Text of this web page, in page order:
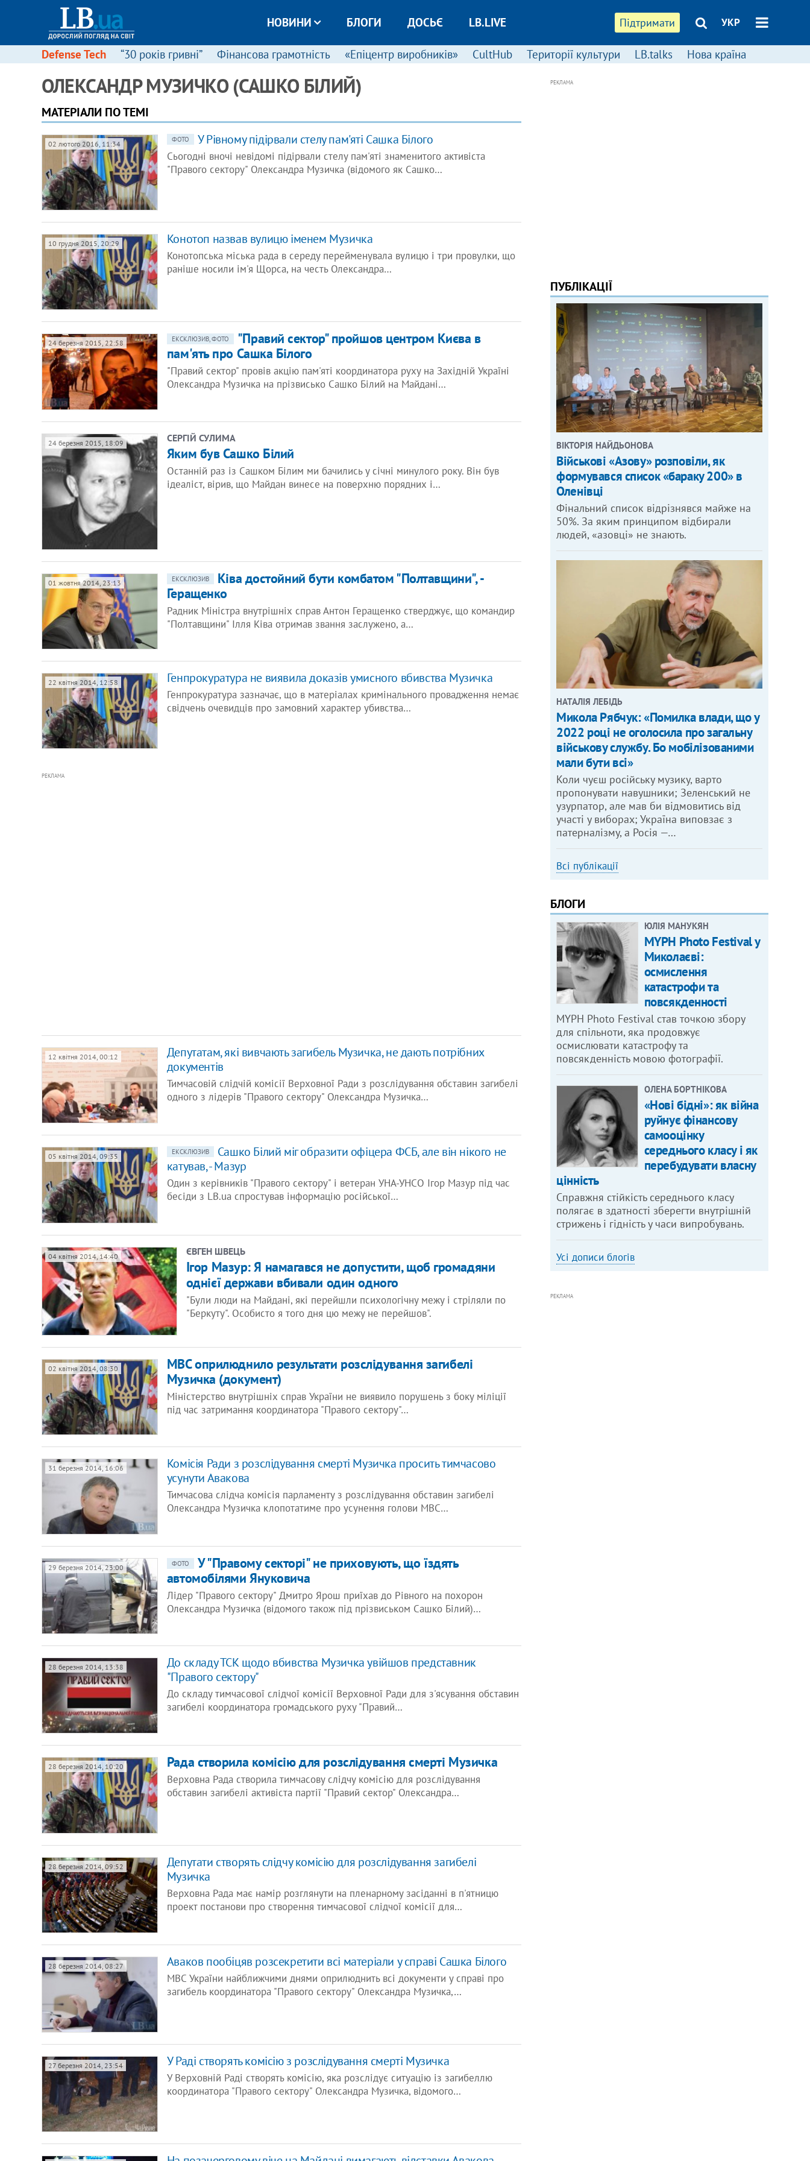
Підтримати УКР
НОВИНИ БЛОГИ ДОСЬЄ LB.LIVE
Defense Tech “30 років гривні” Фінансова грамотність «Епіцентр виробників» CultHub Території культури LB.talks Нова країна
ОЛЕКСАНДР МУЗИЧКО (САШКО БІЛИЙ)
МАТЕРІАЛИ ПО ТЕМІ
02 лютого 2016, 11:34 ФОТО У Рівному підірвали стелу пам'яті Сашка Білого
Сьогодні вночі невідомі підірвали стелу пам'яті знаменитого активіста
"Правого сектору" Олександра Музичка (відомого як Сашко…
10 грудня 2015, 20:29 Конотоп назвав вулицю іменем Музичка
Конотопська міська рада в середу перейменувала вулицю і три провулки, що
раніше носили ім'я Щорса, на честь Олександра…
24 березня 2015, 22:58 ЕКСКЛЮЗИВ, ФОТО
"Правий сектор" пройшов центром Києва в
пам'ять про Сашка Білого
"Правий сектор" провів акцію пам'яті координатора руху на Західній Україні
Олександра Музичка на прізвисько Сашко Білий на Майдані…
СЕРГІЙ СУЛИМА
Яким був Сашко Білий
Останній раз із Сашком Білим ми бачились у січні минулого року. Він був
ідеаліст, вірив, що Майдан винесе на поверхню порядних і…
24 березня 2015, 18:09
01 жовтня 2014, 23:13 ЕКСКЛЮЗИВ
Ківа достойний бути комбатом "Полтавщини", -
Геращенко
Радник Міністра внутрішніх справ Антон Геращенко стверджує, що командир
"Полтавщини" Ілля Ківа отримав звання заслужено, а…
22 квітня 2014, 12:58 Генпрокуратура не виявила доказів умисного вбивства Музичка
Генпрокуратура зазначає, що в матеріалах кримінального провадження немає
свідчень очевидців про замовний характер убивства…
РЕКЛАМА
12 квітня 2014, 00:12
Депутатам, які вивчають загибель Музичка, не дають потрібних
документів
Тимчасовій слідчій комісії Верховної Ради з розслідування обставин загибелі
одного з лідерів "Правого сектору" Олександра Музичка…
05 квітня 2014, 09:35 ЕКСКЛЮЗИВ
Сашко Білий міг образити офіцера ФСБ, але він нікого не
катував, - Мазур
Один з керівників "Правого сектору" і ветеран УНА-УНСО Ігор Мазур під час
бесіди з LB.ua спростував інформацію російської…
04 квітня 2014, 14:40 ЄВГЕН ШВЕЦЬ
​Ігор Мазур: Я намагався не допустити, щоб громадяни
однієї держави вбивали один одного
"Були люди на Майдані, які перейшли психологічну межу і стріляли по
"Беркуту". Особисто я того дня цю межу не перейшов".
02 квітня 2014, 08:30
МВС оприлюднило результати розслідування загибелі
Музичка (документ)
Міністерство внутрішніх справ України не виявило порушень з боку міліції
під час затримання координатора "Правого сектору"…
31 березня 2014, 16:06
Комісія Ради з розслідування смерті Музичка просить тимчасово
усунути Авакова
Тимчасова слідча комісія парламенту з розслідування обставин загибелі
Олександра Музичка клопотатиме про усунення голови МВС…
29 березня 2014, 23:00 ФОТО
У "Правому секторі" не приховують, що їздять
автомобілями Януковича
Лідер "Правого сектору" Дмитро Ярош приїхав до Рівного на похорон
Олександра Музичка (відомого також під прізвиськом Сашко Білий)…
28 березня 2014, 13:38
До складу ТСК щодо вбивства Музичка увійшов представник
"Правого сектору"
До складу тимчасової слідчої комісії Верховної Ради для з'ясування обставин
загибелі координатора громадського руху "Правий…
28 березня 2014, 10:20 Рада створила комісію для розслідування смерті Музичка
Верховна Рада створила тимчасову слідчу комісію для розслідування
обставин загибелі активіста партії "Правий сектор" Олександра…
28 березня 2014, 09:52
Депутати створять слідчу комісію для розслідування загибелі
Музичка
Верховна Рада має намір розглянути на пленарному засіданні в п'ятницю
проект постанови про створення тимчасової слідчої комісії для…
28 березня 2014, 08:27 Аваков пообіцяв розсекретити всі матеріали у справі Сашка Білого
МВС України найближчими днями оприлюднить всі документи у справі про
загибель координатора "Правого сектору" Олександра Музичка,…
27 березня 2014, 23:54 У Раді створять комісію з розслідування смерті Музичка
У Верховній Раді створять комісію, яка розслідує ситуацію із загибеллю
координатора "Правого сектору" Олександра Музичка, відомого…
РЕКЛАМА
ПУБЛІКАЦІЇ
ВІКТОРІЯ НАЙДЬОНОВА
Військові «Азову» розповіли, як
формувався список «бараку 200» в
Оленівці
Фінальний список відрізнявся майже на
50%. За яким принципом відбирали
людей, «азовці» не знають.
НАТАЛІЯ ЛЕБІДЬ
Микола Рябчук: «Помилка влади, що у
2022 році не оголосила про загальну
військову службу. Бо мобілізованими
мали бути всі»
Коли чуєш російську музику, варто
пропонувати навушники; Зеленський не
узурпатор, але мав би відмовитись від
участі у виборах; Україна виповзає з
патерналізму, а Росія —…
Всі публікації
БЛОГИ
ЮЛІЯ МАНУКЯН
MYPH Photo Festival у
Миколаєві:
осмислення
катастрофи та
повсякденності
MYPH Photo Festival став точкою збору
для спільноти, яка продовжує
осмислювати катастрофу та
повсякденність мовою фотографії.
ОЛЕНА БОРТНІКОВА
«Нові бідні»: як війна
руйнує фінансову
самооцінку
середнього класу і як
перебудувати власну
цінність
Справжня стійкість середнього класу
полягає в здатності зберегти внутрішній
стрижень і гідність у часи випробувань.
Усі дописи блогів
РЕКЛАМА